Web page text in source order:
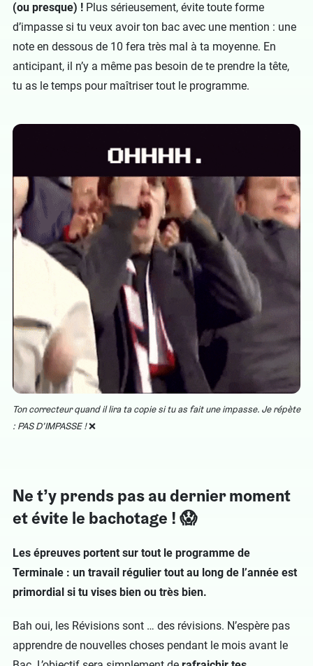
(ou presque) ! Plus sérieusement, évite toute forme
d’impasse si tu veux avoir ton bac avec une mention : une
note en dessous de 10 fera très mal à ta moyenne. En
anticipant, il n’y a même pas besoin de te prendre la tête,
tu as le temps pour maîtriser tout le programme.
Ton correcteur quand il lira ta copie si tu as fait une impasse. Je répète
: PAS D’IMPASSE !❌
Ne t’y prends pas au dernier moment
et évite le bachotage ! 😱
Les épreuves portent sur tout le programme de
Terminale : un travail régulier tout au long de l’année est
primordial si tu vises bien ou très bien.
Bah oui, les Révisions sont … des révisions. N’espère pas
apprendre de nouvelles choses pendant le mois avant le